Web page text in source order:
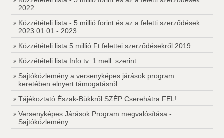
2022
Közzétételi lista - 5 millió forint és az a feletti szerződések
2023.01.01 - 2023.
Közzétételi lista 5 millió Ft felettei szerződésekről 2019
Közzétételi lista Info.tv. 1.mell. szerint
Sajtóközlemény a versenyképes járások program
keretében elnyert támogatásról
Tájékoztató Észak-Bükkről SZÉP Cserehátra FEL!
Versenyképes Járások Program megvalósítása -
Sajtóközlemény